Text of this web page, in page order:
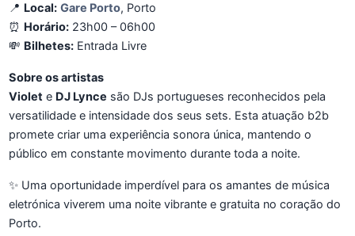
📍 Local: Gare Porto, Porto
⏰ Horário: 23h00 – 06h00
💸 Bilhetes: Entrada Livre
Sobre os artistas
Violet e DJ Lynce são DJs portugueses reconhecidos pela
versatilidade e intensidade dos seus sets. Esta atuação b2b
promete criar uma experiência sonora única, mantendo o
público em constante movimento durante toda a noite.
✨ Uma oportunidade imperdível para os amantes de música
eletrónica viverem uma noite vibrante e gratuita no coração do
Porto.